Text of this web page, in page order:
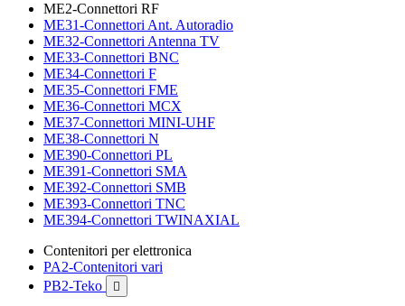
ME2-Connettori RF
ME31-Connettori Ant. Autoradio
ME32-Connettori Antenna TV
ME33-Connettori BNC
ME34-Connettori F
ME35-Connettori FME
ME36-Connettori MCX
ME37-Connettori MINI-UHF
ME38-Connettori N
ME390-Connettori PL
ME391-Connettori SMA
ME392-Connettori SMB
ME393-Connettori TNC
ME394-Connettori TWINAXIAL
Contenitori per elettronica
PA2-Contenitori vari
PB2-Teko
